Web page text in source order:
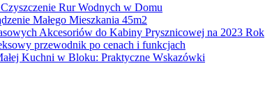
Rur Wodnych w Domu
Małego Mieszkania 45m2
Akcesoriów do Kabiny Prysznicowej na 2023 Rok
przewodnik po cenach i funkcjach
Kuchni w Bloku: Praktyczne Wskazówki